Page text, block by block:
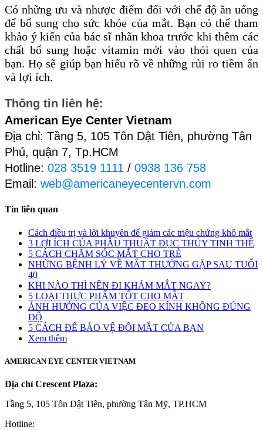
Có những ưu và nhược điểm đối với chế độ ăn uống
để bổ sung cho sức khỏe của mắt. Bạn có thể tham
khảo ý kiến của bác sĩ nhãn khoa trước khi thêm các
chất bổ sung hoặc vitamin mới vào thói quen của
bạn. Họ sẽ giúp bạn hiểu rõ về những rủi ro tiềm ẩn
và lợi ích.
Thông tin liên hệ:
American Eye Center Vietnam
Địa chỉ: Tầng 5, 105 Tôn Dật Tiên, phường Tân
Phú, quận 7, Tp.HCM
Hotline: 028 3519 1111 / 0938 136 758
Email: web@americaneyecentervn.com
Tin liên quan
Cách điều trị và lời khuyên để giảm các triệu chứng khô mắt
3 LỢI ÍCH CỦA PHẪU THUẬT ĐỤC THỦY TINH THỂ
5 CÁCH CHĂM SÓC MẮT CHO TRẺ
NHỮNG BỆNH LÝ VỀ MẮT THƯỜNG GẶP SAU TUỔI
40
KHI NÀO THÌ NÊN ĐI KHÁM MẮT NGAY?
5 LOẠI THỰC PHẨM TỐT CHO MẮT
ẢNH HƯỞNG CỦA VIỆC ĐEO KÍNH KHÔNG ĐÚNG
ĐỘ
5 CÁCH ĐỂ BẢO VỆ ĐÔI MẮT CỦA BẠN
Xem thêm
AMERICAN EYE CENTER VIETNAM
Địa chỉ Crescent Plaza:
Tầng 5, 105 Tôn Dật Tiên, phường Tân Mỹ, TP.HCM
Hotline: